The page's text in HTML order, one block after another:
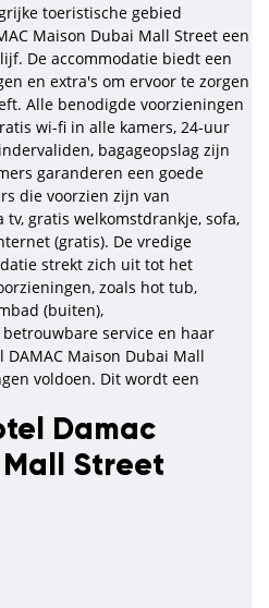
toeristische gebied
Maison Dubai Mall Street een
De accommodatie biedt een
en extra's om ervoor te zorgen
Alle benodigde voorzieningen
wi-fi in alle kamers, 24-uur
bagageopslag zijn
garanderen een goede
die voorzien zijn van
gratis welkomstdrankje, sofa,
(gratis). De vredige
strekt zich uit tot het
zoals hot tub,
(buiten),
service en haar
Maison Dubai Mall
voldoen. Dit wordt een
Damac
Mall Street